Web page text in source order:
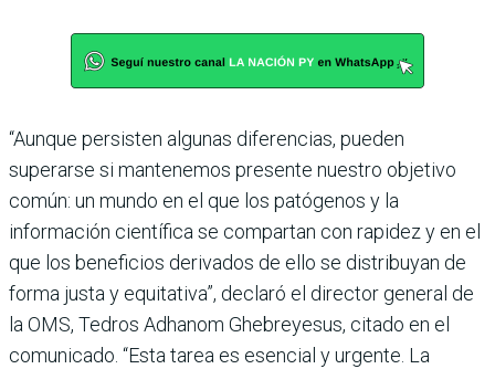
“Aunque persisten algunas diferencias, pueden
superarse si mantenemos presente nuestro objetivo
común: un mundo en el que los patógenos y la
información científica se compartan con rapidez y en el
que los beneficios derivados de ello se distribuyan de
forma justa y equitativa”, declaró el director general de
la OMS, Tedros Adhanom Ghebreyesus, citado en el
comunicado. “Esta tarea es esencial y urgente. La